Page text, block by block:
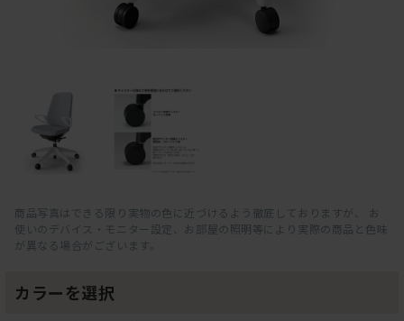
商品写真はできる限り実物の色に近づけるよう徹底しておりますが、 お
使いのデバイス・モニター設定、お部屋の照明等により実際の商品と色味
が異なる場合がございます。
カラーを選択